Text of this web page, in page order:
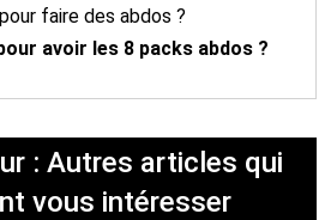
faire des abdos ?
avoir les 8 packs abdos ?
: Autres articles qui
vous intéresser